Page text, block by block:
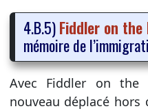
4.B.5)Fiddler on the
mémoire de
Avec Fiddler on the
nouveau déplacé hors